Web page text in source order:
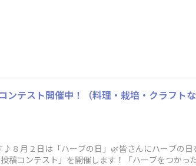
ンテスト開催中！（料理・栽培・クラフトな
♪８月２日は「ハーブの日」🌿皆さんにハーブの
稿コンテスト」を開催します！「ハーブをつかっ